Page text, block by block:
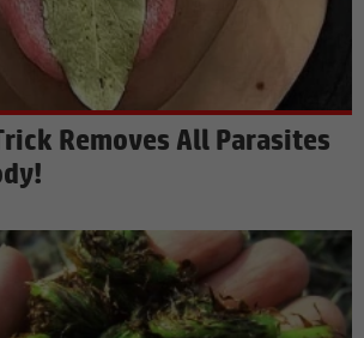
Removes All Parasites